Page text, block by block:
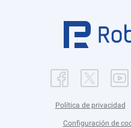
Política de privacidad
Configuración de